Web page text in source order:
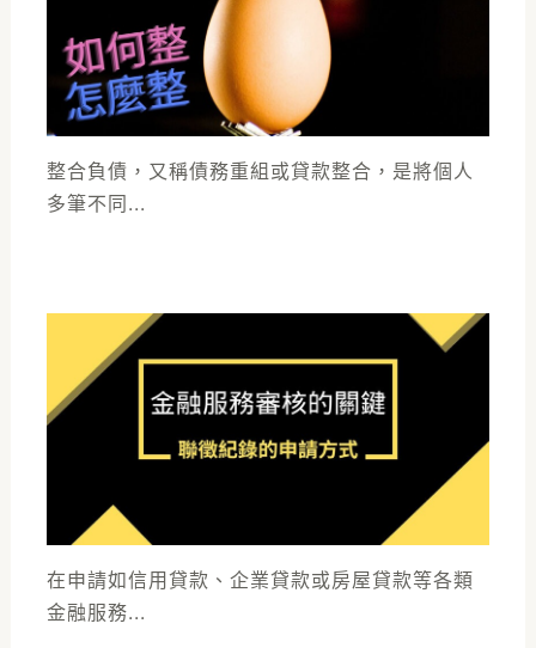
整合負債，又稱債務重組或貸款整合，是將個人
多筆不同...
在申請如信用貸款、企業貸款或房屋貸款等各類
金融服務...